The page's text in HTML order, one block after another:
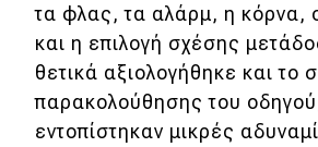
τα φλας, τα αλάρμ, η κόρνα,
και η επιλογή σχέσης
θετικά αξιολογήθηκε και το
παρακολούθησης του
εντοπίστηκαν μικρές